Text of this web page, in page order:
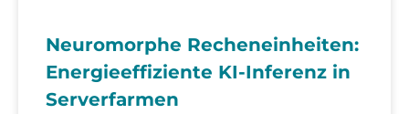
Neuromorphe Recheneinheiten:
Energieeffiziente KI-Inferenz in
Serverfarmen